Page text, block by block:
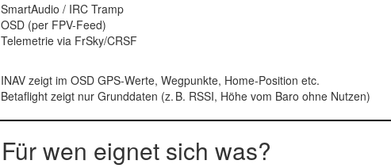
SmartAudio / IRC Tramp
OSD (per FPV-Feed)
Telemetrie via FrSky/CRSF
INAV zeigt im OSD GPS-Werte, Wegpunkte, Home-Position etc.
Betaflight zeigt nur Grunddaten (z. B. RSSI, Höhe vom Baro ohne Nutzen)
Für wen eignet sich was?